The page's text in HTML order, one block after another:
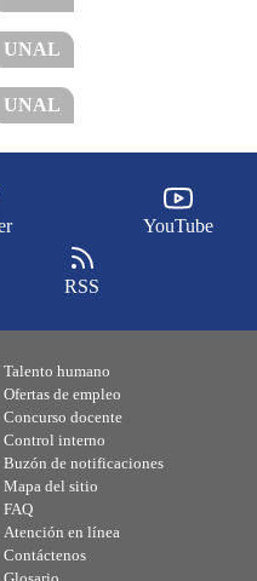
UNAL
UNAL
YouTube
RSS
Talento humano
Ofertas de empleo
Concurso docente
Control interno
Buzón de notificaciones
Mapa del sitio
FAQ
Atención en línea
Contáctenos